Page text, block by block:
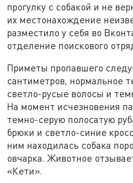
прогулку с собакой и не
их местонахождение
разместило у себя во
отделение поискового
Приметы пропавшего
сантиметров, нормальное
светло-русые волосы и
На момент исчезновения
темно-серую полосатую
брюки и светло-синие
ним находилась собака
овчарка. Животное
«Кети».